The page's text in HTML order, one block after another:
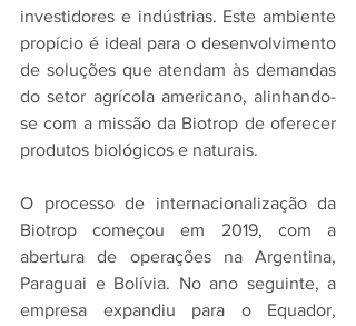
investidores e indústrias. Este ambiente
propício é ideal para o desenvolvimento
de soluções que atendam às demandas
do setor agrícola americano, alinhando-
se com a missão da Biotrop de oferecer
produtos biológicos e naturais.
O processo de internacionalização da
Biotrop começou em 2019, com a
abertura de operações na Argentina,
Paraguai e Bolívia. No ano seguinte, a
empresa expandiu para o Equador,